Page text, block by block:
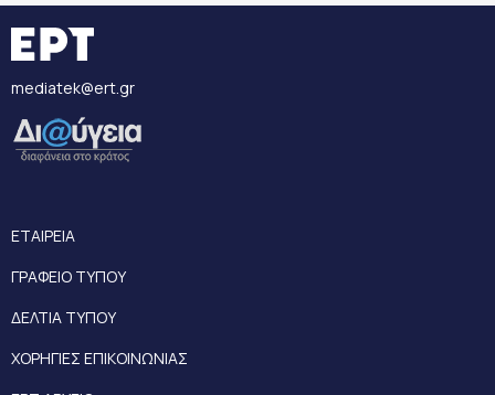
mediatek@ert.gr
ΕΤΑΙΡΕΙΑ
ΓΡΑΦΕΙΟ ΤΥΠΟΥ
ΔΕΛΤΙΑ ΤΥΠΟΥ
ΧΟΡΗΓΙΕΣ ΕΠΙΚΟΙΝΩΝΙΑΣ